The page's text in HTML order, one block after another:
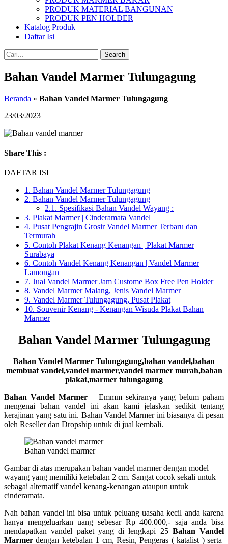
PRODUK MATERIAL BANGUNAN
PRODUK PEN HOLDER
Katalog Produk
Daftar Isi
Search
Bahan Vandel Marmer Tulungagung
Beranda » Bahan Vandel Marmer Tulungagung
23/03/2023
Share This :
DAFTAR ISI
1. Bahan Vandel Marmer Tulungagung
2. Bahan Vandel Marmer Tulungagung
2.1. Spesifikasi Bahan Vandel Wayang :
3. Plakat Marmer | Cinderamata Vandel
4. Pusat Pengrajin Grosir Vandel Marmer Terbaru dan
Termurah
5. Contoh Plakat Kenang Kenangan | Plakat Marmer
Surabaya
6. Contoh Vandel Kenang Kenangan | Vandel Marmer
Lamongan
7. Jual Vandel Marmer Jam Custome Box Free Pen Holder
8. Vandel Marmer Malang, Jenis Vandel Marmer
9. Vandel Marmer Tulungagung, Pusat Plakat
10. Souvenir Kenang - Kenangan Wisuda Plakat Bahan
Marmer
Bahan Vandel Marmer Tulungagung
Bahan Vandel Marmer Tulungagung,bahan vandel,bahan
membuat vandel,vandel marmer,vandel marmer murah,bahan
plakat,marmer tulungagung
Bahan Vandel Marmer – Emmm sekiranya yang belum paham
mengenai bahan vandel ini akan kami jelaskan sedikit tentang
kerajinan yang satu ini. Bahan Vandel Marmer ini biasanya di pesan
oleh Reseller dan Dropship untuk di jual kembali.
Bahan vandel marmer
Gambar di atas merupakan bahan vandel marmer dengan model
wayang yang memiliki ketebalan 2 cm. Sangat cocok sekali untuk
sebagai alternatif vandel kenang-kenangan ataupun untuk
cinderamata.
Nah bahan vandel ini bisa untuk peluang uasaha kecil anda karena
hanya mengeluarkan uang sebesar Rp 400.000,- saja anda bisa
mendapatkan vandel paket yang di lengkapi 25Bahan Vandel
Marmer dengan ketebalan 1 cm, Resin, Pengeras ( katalist ) serta